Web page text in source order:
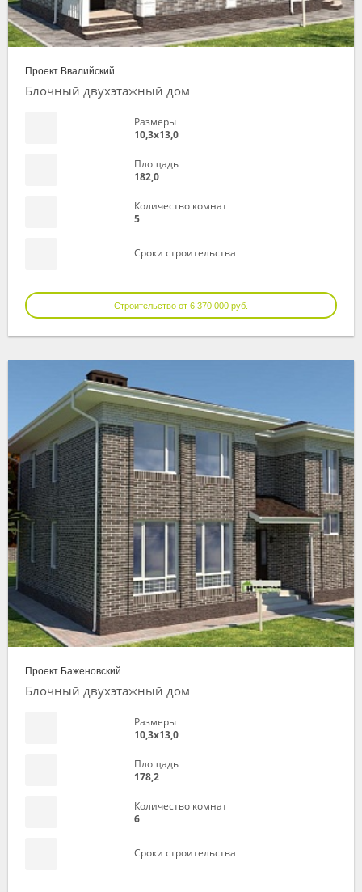
Проект Ввалийский
Блочный двухэтажный дом
Размеры
10,3х13,0
Площадь
182,0
Количество комнат
5
Сроки строительства
Строительство от 6 370 000 руб.
Проект Баженовский
Блочный двухэтажный дом
Размеры
10,3х13,0
Площадь
178,2
Количество комнат
6
Сроки строительства